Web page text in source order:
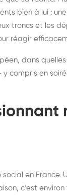
et
France
bien à lui :
troncs et les
réagir
dans
y compris en
en France.
c'est environ